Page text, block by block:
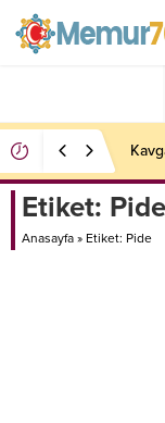
Etiket: Pide
Anasayfa » Etiket: Pide